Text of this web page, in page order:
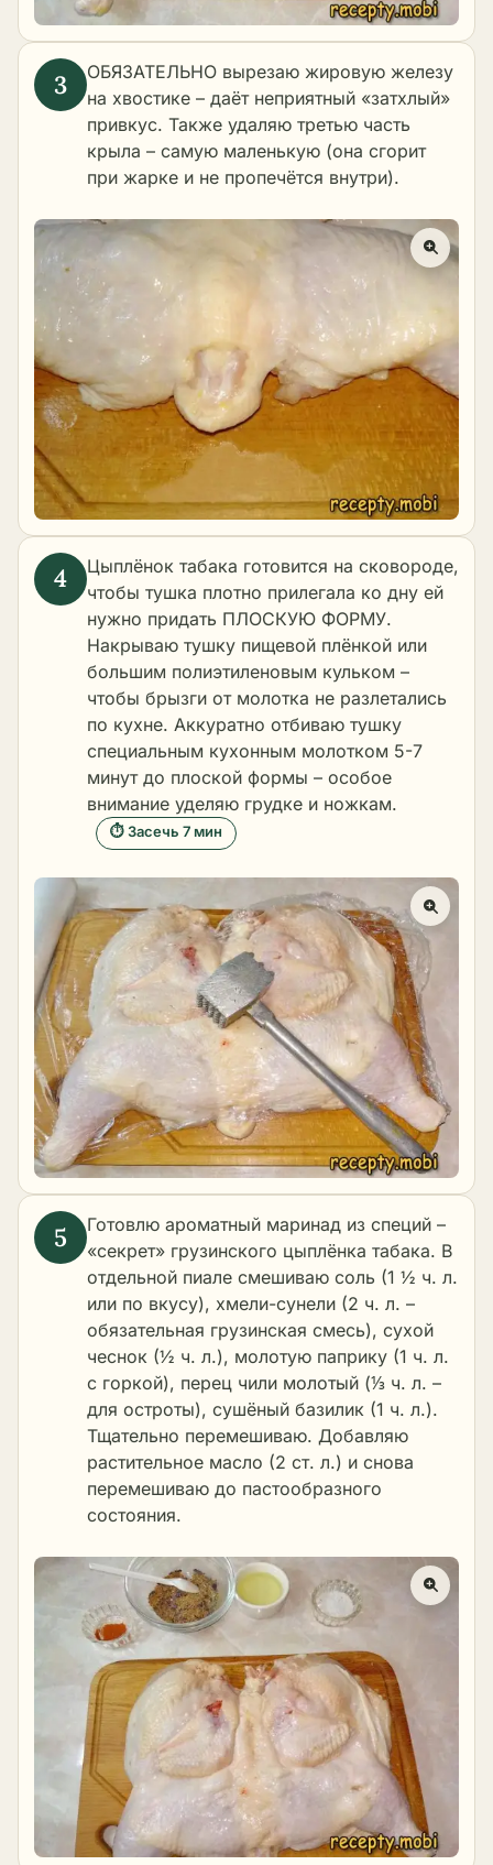
ОБЯЗАТЕЛЬНО вырезаю жировую железу
на хвостике – даёт неприятный «затхлый»
привкус. Также удаляю третью часть
крыла – самую маленькую (она сгорит
при жарке и не пропечётся внутри).
Цыплёнок табака готовится на сковороде,
чтобы тушка плотно прилегала ко дну ей
нужно придать ПЛОСКУЮ ФОРМУ.
Накрываю тушку пищевой плёнкой или
большим полиэтиленовым кульком –
чтобы брызги от молотка не разлетались
по кухне. Аккуратно отбиваю тушку
специальным кухонным молотком 5-7
минут до плоской формы – особое
внимание уделяю грудке и ножкам.
⏱ Засечь 7 мин
Готовлю ароматный маринад из специй –
«секрет» грузинского цыплёнка табака. В
отдельной пиале смешиваю соль (1 ½ ч. л.
или по вкусу), хмели-сунели (2 ч. л. –
обязательная грузинская смесь), сухой
чеснок (½ ч. л.), молотую паприку (1 ч. л.
с горкой), перец чили молотый (⅓ ч. л. –
для остроты), сушёный базилик (1 ч. л.).
Тщательно перемешиваю. Добавляю
растительное масло (2 ст. л.) и снова
перемешиваю до пастообразного
состояния.